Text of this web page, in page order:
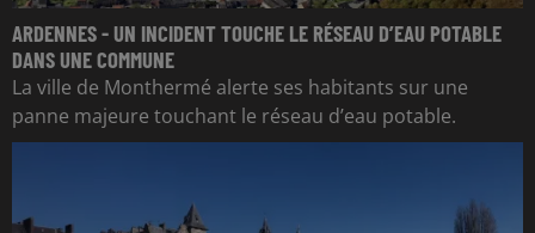
ARDENNES - UN INCIDENT TOUCHE LE RÉSEAU D’EAU POTABLE
DANS UNE COMMUNE
La ville de Monthermé alerte ses habitants sur une
panne majeure touchant le réseau d’eau potable.